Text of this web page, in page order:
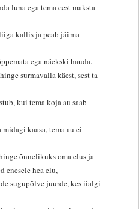
luna ega tema eest maksta
kallis ja peab jääma
ega näekski hauda.
surmavalla käest, sest ta
kui tema koja au saab
kaasa, tema au ei
õnnelikuks oma elus ja
enesele hea elu,
sugupõlve juurde, kes iialgi